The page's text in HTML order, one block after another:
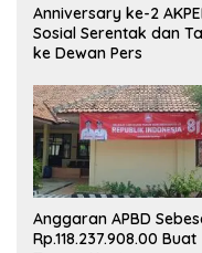
Anniversary ke-2
Sosial Serentak dan
ke Dewan Pers
Anggaran APBD
Rp.118.237.908.00 Buat